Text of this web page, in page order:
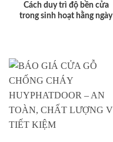
Cách duy trì độ bền cửa
trong sinh hoạt hằng ngày